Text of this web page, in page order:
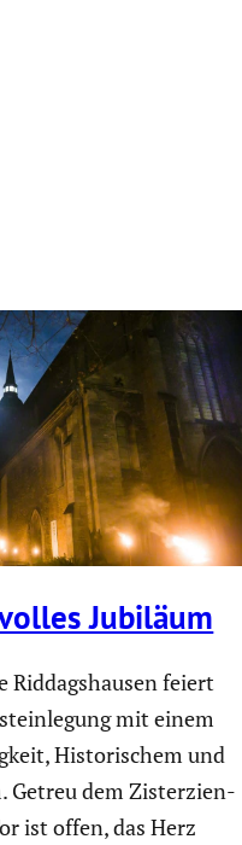
Jubiläum
Riddags­hausen feiert
mit einem
Histo­ri­schem und
Getreu dem Zister­zi­en­
ist offen, das Herz